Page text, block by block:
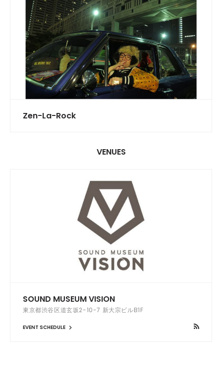
Zen-La-Rock
VENUES
SOUND MUSEUM VISION
東京都渋谷区道玄坂2-10-7 新大宗ビルB1F
EVENT SCHEDULE